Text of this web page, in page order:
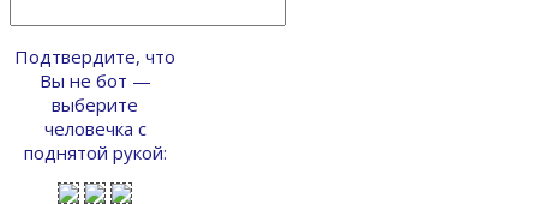
Подтвердите, что
Вы не бот —
выберите
человечка с
поднятой рукой: